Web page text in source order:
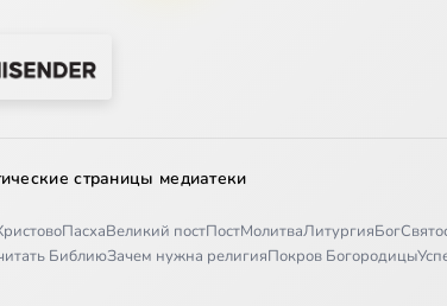
страницы медиатеки
ПасхаВеликий постПостМолитваЛитургияБог
БиблиюЗачем нужна религияПокров Богородицы